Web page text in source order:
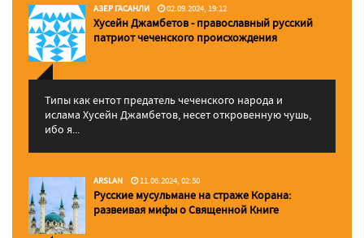
АЗЕР ГАСАНЛИ 02.09.2024, 19:12
Хусейн Джамбетов - православный русский
патриот чеченского происхождения
Типы как ентот предатель чеченского народа и
ислама Хусейн Джамбетов, несет откровенную чушь,
ибо я...
ARSLAN 11.06.2024, 02:50
Русские мусульмане на страже Корана:
pазвеивая мифы о Священной Книге